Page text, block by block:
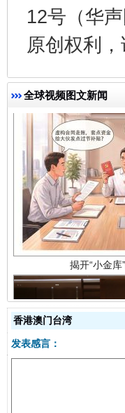
12号（华
原创权利
全球视频图文新闻
揭开“小金
香港澳门台湾
发表感言：